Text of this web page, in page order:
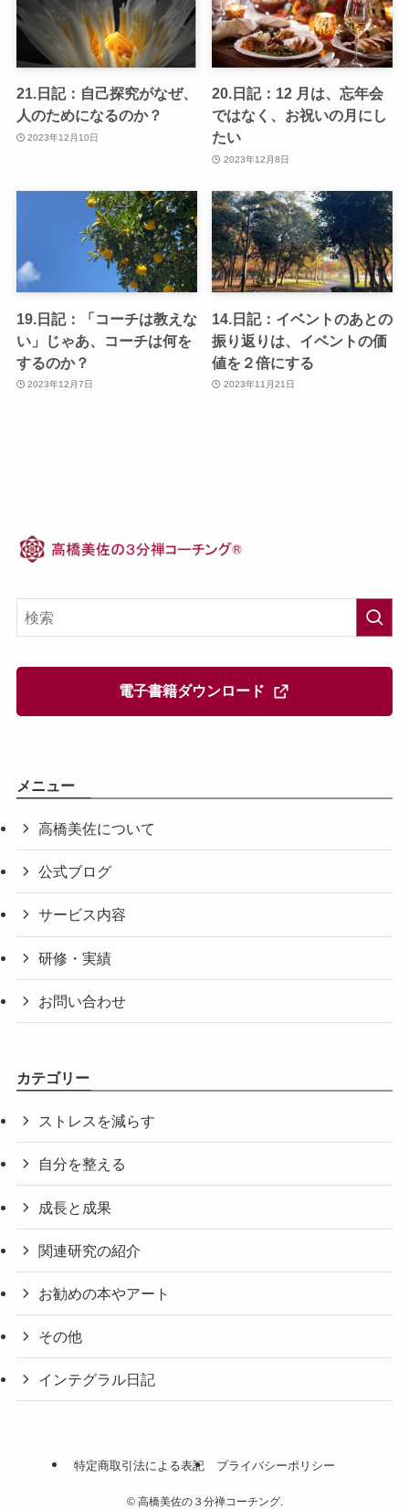
21.日記：自己探究がなぜ、
人のためになるのか？
2023年12月10日
20.日記：12 月は、忘年会
ではなく、お祝いの月にし
たい
2023年12月8日
19.日記：「コーチは教えな
い」じゃあ、コーチは何を
するのか？
2023年12月7日
14.日記：イベントのあとの
振り返りは、イベントの価
値を２倍にする
2023年11月21日
電子書籍ダウンロード
メニュー
高橋美佐について
公式ブログ
サービス内容
研修・実績
お問い合わせ
カテゴリー
ストレスを減らす
自分を整える
成長と成果
関連研究の紹介
お勧めの本やアート
その他
インテグラル日記
特定商取引法による表記 プライバシーポリシー
©高橋美佐の３分禅コーチング.